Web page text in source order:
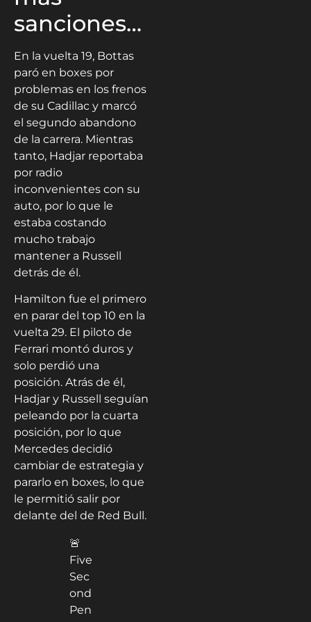
sanciones…
En la vuelta 19, Bottas
paró en boxes por
problemas en los frenos
de su Cadillac y marcó
el segundo abandono
de la carrera. Mientras
tanto, Hadjar reportaba
por radio
inconvenientes con su
auto, por lo que le
estaba costando
mucho trabajo
mantener a Russell
detrás de él.
Hamilton fue el primero
en parar del top 10 en la
vuelta 29. El piloto de
Ferrari montó duros y
solo perdió una
posición. Atrás de él,
Hadjar y Russell seguían
peleando por la cuarta
posición, por lo que
Mercedes decidió
cambiar de estrategia y
pararlo en boxes, lo que
le permitió salir por
delante del de Red Bull.
🚨
Five
Sec
ond
Pen